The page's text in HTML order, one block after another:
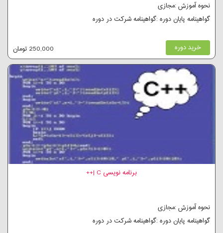
نحوه آموزش :مجازی
گواهینامه پایان دوره :گواهینامه شرکت در دوره
خرید دوره 250,000 تومان
برنامه نویسی C |++
نحوه آموزش :مجازی
گواهینامه پایان دوره :گواهینامه شرکت در دوره